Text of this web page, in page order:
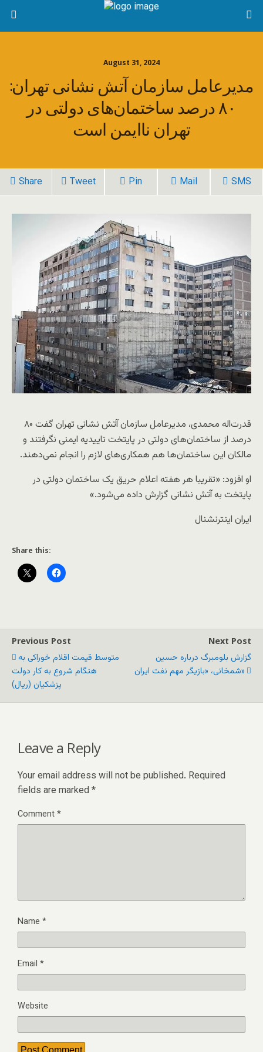
August 31, 2024
مدیرعامل سازمان آتش نشانی تهران:
۸۰ درصد ساختمان‌های دولتی در
تهران ناایمن است
Share Tweet Pin Mail SMS
قدرت‌اله محمدی، مدیرعامل سازمان آتش نشانی تهران گفت ۸۰
درصد از ساختمان‌های دولتی در پایتخت تاییدیه ایمنی نگرفتند و
مالکان این ساختمان‌ها هم همکاری‌های لازم را انجام نمی‌دهند.
او افزود: «تقریبا هر هفته اعلام حریق یک ساختمان دولتی در
پایتخت به آتش نشانی گزارش داده می‌شود.»
ایران اینترنشنال
Share this:
Previous Post
متوسط قیمت اقلام خوراکی به
هنگام شروع به کار دولت
پزشکیان (ریال)
Next Post
گزارش بلومبرگ درباره حسین
شمخانی، «بازیگر مهم نفت ایران»
Leave a Reply
Your email address will not be published. Required
fields are marked *
Comment*
Name *
Email *
Website